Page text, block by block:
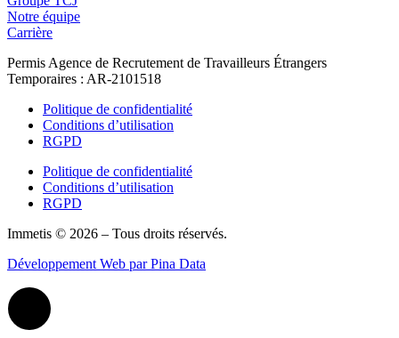
Notre équipe
Carrière
Permis Agence de Recrutement de Travailleurs Étrangers
Temporaires : AR-2101518
Politique de confidentialité
Conditions d’utilisation
RGPD
Politique de confidentialité
Conditions d’utilisation
RGPD
Immetis © 2026 – Tous droits réservés.
Développement Web par Pina Data